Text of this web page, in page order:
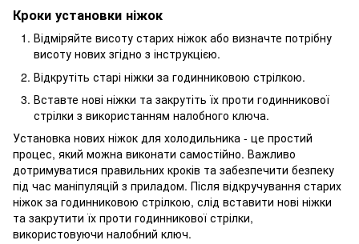
Кроки установки ніжок
Відміряйте висоту старих ніжок або визначте потрібну
висоту нових згідно з інструкцією.
Відкрутіть старі ніжки за годинниковою стрілкою.
Вставте нові ніжки та закрутіть їх проти годинникової
стрілки з використанням налобного ключа.
Установка нових ніжок для холодильника - це простий
процес, який можна виконати самостійно. Важливо
дотримуватися правильних кроків та забезпечити безпеку
під час маніпуляцій з приладом. Після відкручування старих
ніжок за годинниковою стрілкою, слід вставити нові ніжки
та закрутити їх проти годинникової стрілки,
використовуючи налобний ключ.